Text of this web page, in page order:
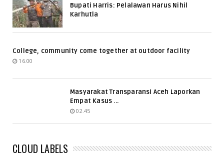
Bupati Harris: Pelalawan Harus Nihil
Karhutla
College, community come together at outdoor facility
16.00
Masyarakat Transparansi Aceh Laporkan
Empat Kasus ...
02.45
CLOUD LABELS